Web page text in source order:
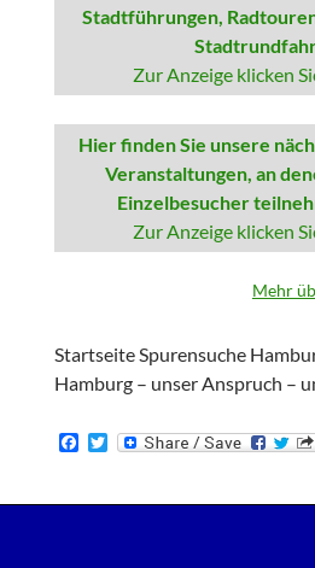
Stadtführungen,
Zur Anzeige klicken
Hier finden Sie unsere
Veranstaltungen, an
Einzelbesucher
Zur Anzeige klicken
Mehr
Startseite Spurensuche
Hamburg – unser Anspruch –
F
e
T
t